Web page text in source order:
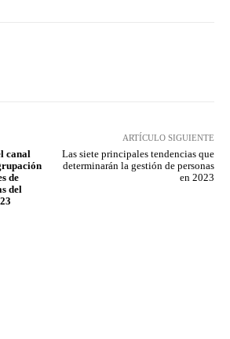
canal
de
del
ARTÍCULO SIGUIENTE
Las siete principales tendencias que
determinarán la gestión de personas
en 2023